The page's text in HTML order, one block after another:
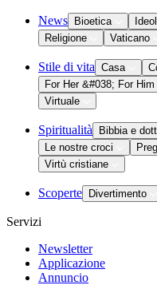
News Bioetica
Religione
Vaticano
Stile di vita Casa
For Her &#038; For Him
Virtuale
Spiritualità Bibbia e
Le nostre croci
Virtù cristiane
Scoperte Divertimento
Servizi
Newsletter
Applicazione
Annuncio